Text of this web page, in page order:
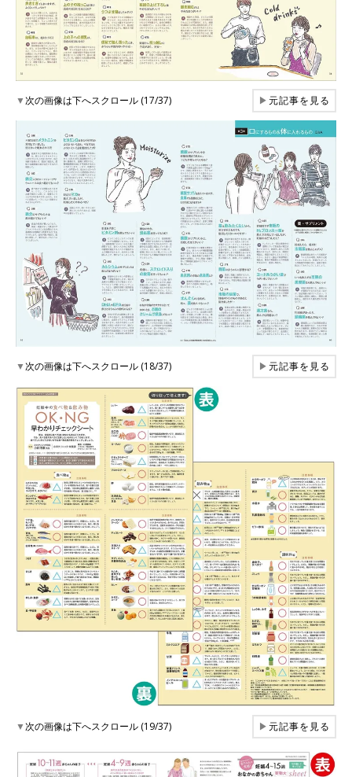
▼次の画像は下へスクロール (17/37) ▶元記事を見る
▼次の画像は下へスクロール (18/37) ▶元記事を見る
▼次の画像は下へスクロール (19/37) ▶元記事を見る